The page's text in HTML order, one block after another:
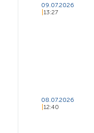
09.07.2026
13:27
08.07.2026
12:40